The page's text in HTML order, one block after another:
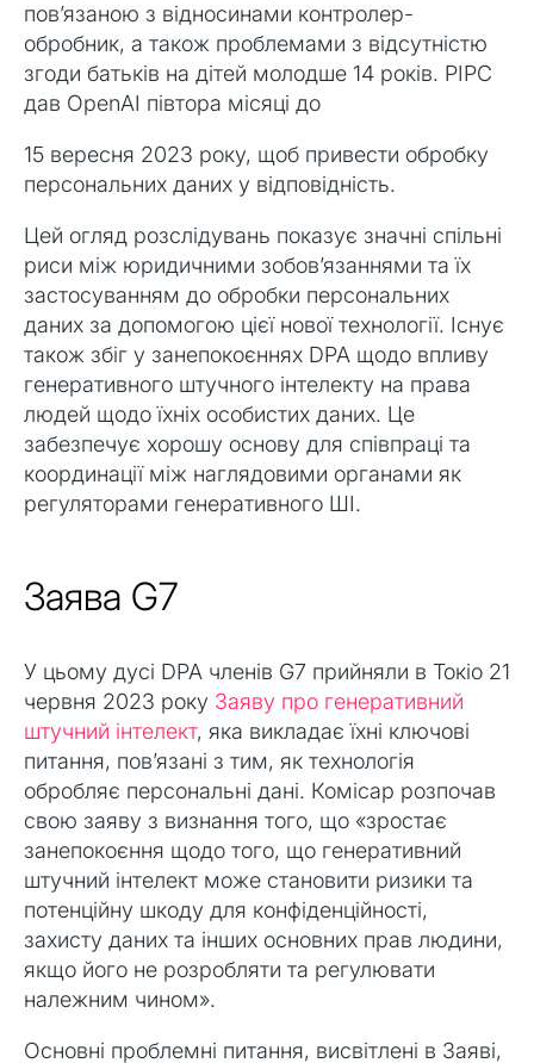
пов’язаною з відносинами контролер-
обробник, а також проблемами з відсутністю
згоди батьків на дітей молодше 14 років. PIPC
дав OpenAI півтора місяці до
15 вересня 2023 року, щоб привести обробку
персональних даних у відповідність.
Цей огляд розслідувань показує значні спільні
риси між юридичними зобов’язаннями та їх
застосуванням до обробки персональних
даних за допомогою цієї нової технології. Існує
також збіг у занепокоєннях DPA щодо впливу
генеративного штучного інтелекту на права
людей щодо їхніх особистих даних. Це
забезпечує хорошу основу для співпраці та
координації між наглядовими органами як
регуляторами генеративного ШІ.
Заява G7
У цьому дусі DPA членів G7 прийняли в Токіо 21
червня 2023 року Заяву про генеративний
штучний інтелект, яка викладає їхні ключові
питання, пов’язані з тим, як технологія
обробляє персональні дані. Комісар розпочав
свою заяву з визнання того, що «зростає
занепокоєння щодо того, що генеративний
штучний інтелект може становити ризики та
потенційну шкоду для конфіденційності,
захисту даних та інших основних прав людини,
якщо його не розробляти та регулювати
належним чином».
Основні проблемні питання, висвітлені в Заяві,